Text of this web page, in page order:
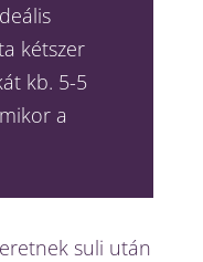
kétszer
kb. 5-5
a
suli után